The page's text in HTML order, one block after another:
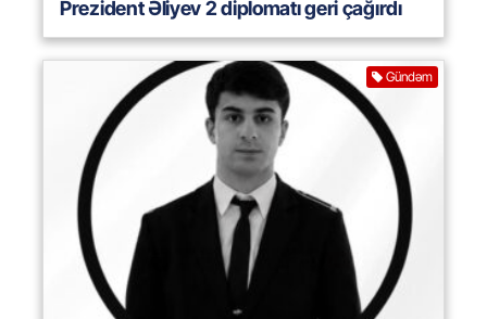
Prezident Əliyev 2 diplomatı geri çağırdı
Gündəm